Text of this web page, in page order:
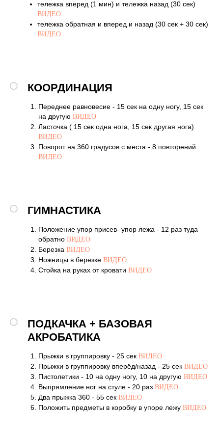
тележка вперед (1 мин) и тележка назад (30 сек)
ВИДЕО
тележка обратная и вперед и назад (30 сек + 30 сек)
ВИДЕО
КООРДИНАЦИЯ
Переднее равновесие - 15 сек на одну ногу, 15 сек
на другую ВИДЕО
Ласточка ( 15 сек одна нога, 15 сек другая нога)
ВИДЕО
Поворот на 360 градусов с места - 8 повторений
ВИДЕО
ГИМНАСТИКА
Положение упор присев- упор лежа - 12 раз туда
обратно ВИДЕО
Березка ВИДЕО
Ножницы в березке ВИДЕО
Стойка на руках от кровати ВИДЕО
ПОДКАЧКА + БАЗОВАЯ
АКРОБАТИКА
Прыжки в группировку - 25 сек ВИДЕО
Прыжки в группировку вперёд/назад - 25 сек ВИДЕО
Пистолетики - 10 на одну ногу, 10 на другую ВИДЕО
Выпрямление ног на стуле - 20 раз ВИДЕО
Два прыжка 360 - 55 сек ВИДЕО
Положить предметы в коробку в упоре лежу ВИДЕО